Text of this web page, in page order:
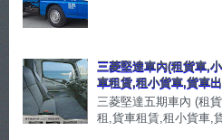
三菱堅達車內(租貨車,
車租賃,租小貨車,貨車
三菱堅達五期車內 (租
租,貨車租賃,租小貨車,